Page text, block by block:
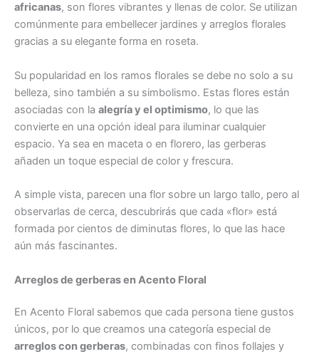
africanas, son flores vibrantes y llenas de color. Se utilizan
comúnmente para embellecer jardines y arreglos florales
gracias a su elegante forma en roseta.
Su popularidad en los ramos florales se debe no solo a su
belleza, sino también a su simbolismo. Estas flores están
asociadas con la alegría y el optimismo, lo que las
convierte en una opción ideal para iluminar cualquier
espacio. Ya sea en maceta o en florero, las gerberas
añaden un toque especial de color y frescura.
A simple vista, parecen una flor sobre un largo tallo, pero al
observarlas de cerca, descubrirás que cada «flor» está
formada por cientos de diminutas flores, lo que las hace
aún más fascinantes.
Arreglos de gerberas en Acento Floral
En Acento Floral sabemos que cada persona tiene gustos
únicos, por lo que creamos una categoría especial de
arreglos con gerberas, combinadas con finos follajes y